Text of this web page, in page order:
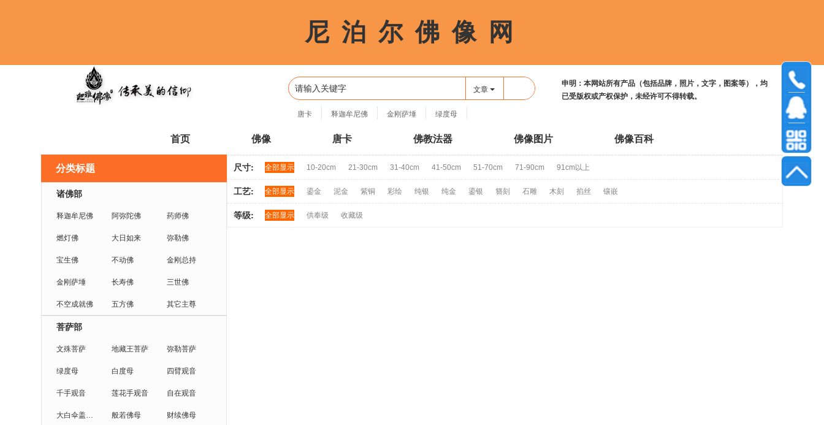
尼 泊 尔 佛 像 网
文章
唐卡 释迦牟尼佛 金刚萨埵 绿度母
申明：本网站所有产品（包括品牌，照片，文字，图案等），均
已受版权或产权保护，未经许可不得转载。
首页 佛像 唐卡 佛教法器 佛像图片 佛像百科
分类标题
诸佛部
释迦牟尼佛 阿弥陀佛 药师佛
燃灯佛 大日如来 弥勒佛
宝生佛 不动佛 金刚总持
金刚萨埵 长寿佛 三世佛
不空成就佛 五方佛 其它主尊
菩萨部
文殊菩萨 地藏王菩萨 弥勒菩萨
绿度母 白度母 四臂观音
千手观音 莲花手观音 自在观音
般若佛母 财续佛母
尺寸: 全部显示 10-20cm 21-30cm 31-40cm 41-50cm 51-70cm 71-90cm 91cm以上
工艺: 全部显示 鎏金 泥金 紫铜 彩绘 纯银 纯金 鎏银 簪刻 石雕 木刻 掐丝 镶嵌
等级: 全部显示 供奉级 收藏级